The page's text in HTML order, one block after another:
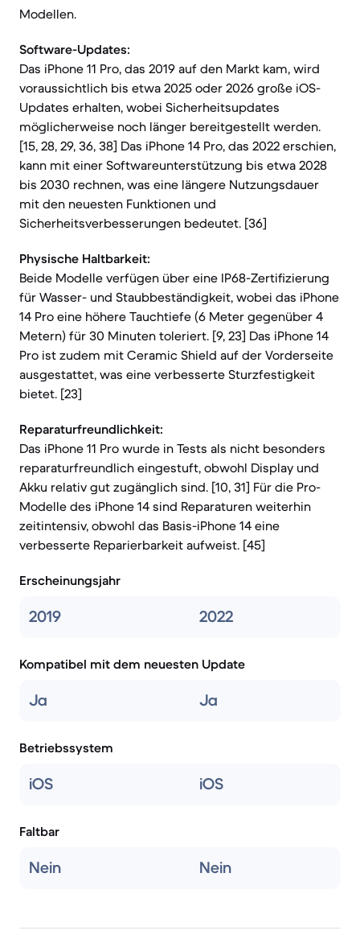
Modellen.
Software-Updates:
Das iPhone 11 Pro, das 2019 auf den Markt kam, wird
voraussichtlich bis etwa 2025 oder 2026 große iOS-
Updates erhalten, wobei Sicherheitsupdates
möglicherweise noch länger bereitgestellt werden.
[15, 28, 29, 36, 38] Das iPhone 14 Pro, das 2022 erschien,
kann mit einer Softwareunterstützung bis etwa 2028
bis 2030 rechnen, was eine längere Nutzungsdauer
mit den neuesten Funktionen und
Sicherheitsverbesserungen bedeutet. [36]
Physische Haltbarkeit:
Beide Modelle verfügen über eine IP68-Zertifizierung
für Wasser- und Staubbeständigkeit, wobei das iPhone
14 Pro eine höhere Tauchtiefe (6 Meter gegenüber 4
Metern) für 30 Minuten toleriert. [9, 23] Das iPhone 14
Pro ist zudem mit Ceramic Shield auf der Vorderseite
ausgestattet, was eine verbesserte Sturzfestigkeit
bietet. [23]
Reparaturfreundlichkeit:
Das iPhone 11 Pro wurde in Tests als nicht besonders
reparaturfreundlich eingestuft, obwohl Display und
Akku relativ gut zugänglich sind. [10, 31] Für die Pro-
Modelle des iPhone 14 sind Reparaturen weiterhin
zeitintensiv, obwohl das Basis-iPhone 14 eine
verbesserte Reparierbarkeit aufweist. [45]
Erscheinungsjahr
2019 2022
Kompatibel mit dem neuesten Update
Ja Ja
Betriebssystem
iOS iOS
Faltbar
Nein Nein